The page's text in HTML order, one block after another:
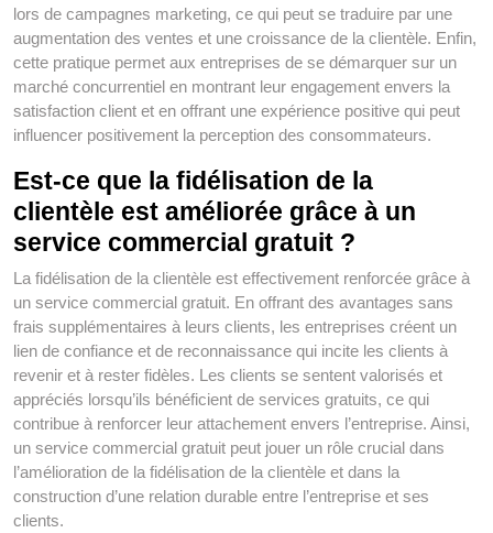
lors de campagnes marketing, ce qui peut se traduire par une
augmentation des ventes et une croissance de la clientèle. Enfin,
cette pratique permet aux entreprises de se démarquer sur un
marché concurrentiel en montrant leur engagement envers la
satisfaction client et en offrant une expérience positive qui peut
influencer positivement la perception des consommateurs.
Est-ce que la fidélisation de la
clientèle est améliorée grâce à un
service commercial gratuit ?
La fidélisation de la clientèle est effectivement renforcée grâce à
un service commercial gratuit. En offrant des avantages sans
frais supplémentaires à leurs clients, les entreprises créent un
lien de confiance et de reconnaissance qui incite les clients à
revenir et à rester fidèles. Les clients se sentent valorisés et
appréciés lorsqu’ils bénéficient de services gratuits, ce qui
contribue à renforcer leur attachement envers l’entreprise. Ainsi,
un service commercial gratuit peut jouer un rôle crucial dans
l’amélioration de la fidélisation de la clientèle et dans la
construction d’une relation durable entre l’entreprise et ses
clients.